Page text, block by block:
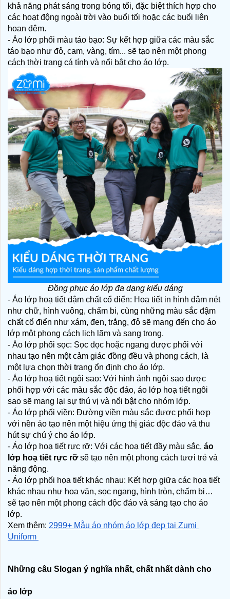
khả năng phát sáng trong bóng tối, đặc biệt thích hợp cho
các hoạt động ngoài trời vào buổi tối hoặc các buổi liên
hoan đêm.
- Áo lớp phối màu táo bạo: Sự kết hợp giữa các màu sắc
táo bạo như đỏ, cam, vàng, tím... sẽ tạo nên một phong
cách thời trang cá tính và nổi bật cho áo lớp.
Đồng phục áo lớp đa dạng kiểu dáng
- Áo lớp hoạ tiết đậm chất cổ điển: Hoạ tiết in hình đậm nét
như chữ, hình vuông, chấm bi, cùng những màu sắc đậm
chất cổ điển như xám, đen, trắng, đỏ sẽ mang đến cho áo
lớp một phong cách lịch lãm và sang trọng.
- Áo lớp phối sọc: Sọc dọc hoặc ngang được phối với
nhau tạo nên một cảm giác đồng đều và phong cách, là
một lựa chọn thời trang ổn định cho áo lớp.
- Áo lớp hoạ tiết ngôi sao: Với hình ảnh ngôi sao được
phối hợp với các màu sắc độc đáo, áo lớp hoạ tiết ngôi
sao sẽ mang lại sự thú vị và nổi bật cho nhóm lớp.
- Áo lớp phối viền: Đường viền màu sắc được phối hợp
với nền áo tạo nên một hiệu ứng thị giác độc đáo và thu
hút sự chú ý cho áo lớp.
- Áo lớp hoạ tiết rực rỡ: Với các hoạ tiết đầy màu sắc, áo
lớp hoạ tiết rực rỡ sẽ tạo nên một phong cách tươi trẻ và
năng động.
- Áo lớp phối họa tiết khác nhau: Kết hợp giữa các họa tiết
khác nhau như hoa văn, sọc ngang, hình tròn, chấm bi…
sẽ tạo nên một phong cách độc đáo và sáng tạo cho áo
lớp.
Xem thêm: 2999+ Mẫu áo nhóm áo lớp đẹp tại Zumi
Uniform
Những câu Slogan ý nghĩa nhất, chất nhất dành cho
áo lớp